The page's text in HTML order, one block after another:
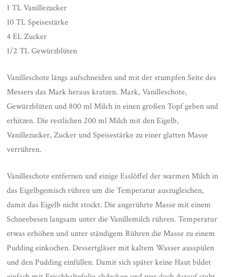
1 TL Vanillezucker
10 TL Speisestärke
4 EL Zucker
1/2 TL Gewürzblüten
Vanilleschote längs aufschneiden und mit der stumpfen Seite des
Messers das Mark heraus kratzen. Mark, Vanilleschote,
Gewürzblüten und 800 ml Milch in einen großen Topf geben und
erhitzen. Die restlichen 200 ml Milch mit den Eigelb,
Vanillezucker, Zucker und Speisestärke zu einer glatten Masse
verrühren.
Vanilleschote entfernen und einige Esslöffel der warmen Milch in
das Eigelbgemisch rühren um die Temperatur auszugleichen,
damit das Eigelb nicht stockt. Die angerührte Masse mit einem
Schneebesen langsam unter die Vanillemilch rühren. Temperatur
etwas erhöhen und unter ständigem Rühren die Masse zu einem
Pudding einkochen. Dessertgläser mit kaltem Wasser ausspülen
und den Pudding einfüllen. Damit sich später keine Haut bildet